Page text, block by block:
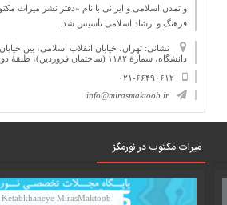
و تمدن اسلامی و ایرانی با نام «دفتر نشر میراث
فرهنگ و ارشاد اسلامی تأسیس شد.
نشانی: تهران، خیابان انقلاب اسلامی، بین
دانشگاه، شمارۀ ۱۱۸۲ (ساختمان فروردین)، طبقۀ دوم
۰۲۱-۶۶۴۹۰۶۱۲
info@mirasmaktoob.ir
میرات مکتوب در نورمگز
Ketabkhaneye MirasMaktoob